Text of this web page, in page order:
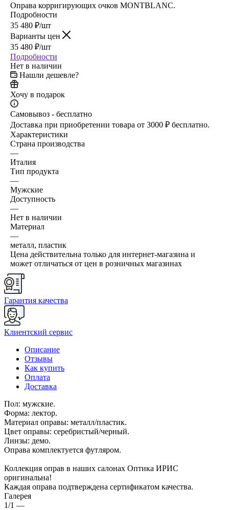
Оправа корригирующих очков MONTBLANC.
Подробности
35 480 ₽/шт
Варианты цен
35 480 ₽/шт
Подробности
Нет в наличии
Нашли дешевле?
Хочу в подарок
Самовывоз - бесплатно
Доставка при приобретении товара от 3000 ₽ бесплатно.
Характеристики
Страна производства
—
Италия
Тип продукта
—
Мужские
Доступность
—
Нет в наличии
Материал
—
металл, пластик
Цена действительна только для интернет-магазина и
может отличаться от цен в розничных магазинах
Гарантия качества
Клиентский сервис
Описание
Отзывы
Как купить
Оплата
Доставка
Пол: мужские.
Форма: лектор.
Материал оправы: металл/пластик.
Цвет оправы: серебристый/черный.
Линзы: демо.
Оправа комплектуется футляром.
Коллекция оправ в наших салонах Оптика ИРИС
оригинальна!
Каждая оправа подтверждена сертификатом качества.
Галерея
1/1 —